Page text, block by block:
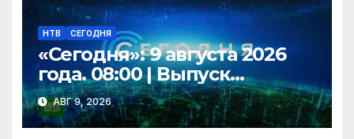
НТВ СЕГОДНЯ
«Сегодня»: 9 августа 2026
года. 08:00 | Выпуск
новостей | Новости НТВ
АВГ 9, 2026